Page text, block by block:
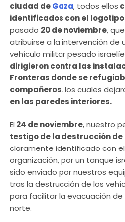
ciudad deGaza, todos ellos
identificados con el
pasado 20 de noviembre,
atribuirse a la intervención de
vehículo militar pesado
dirigieron contra las
Fronteras donde se
compañeros, los cuales
en las paredes interiores.
El 24 de noviembre, nuestro
testigo de la destrucción de
claramente identificado con
organización, por un tanque
sido enviado por nuestros
tras la destrucción de los
para facilitar la evacuación
norte.